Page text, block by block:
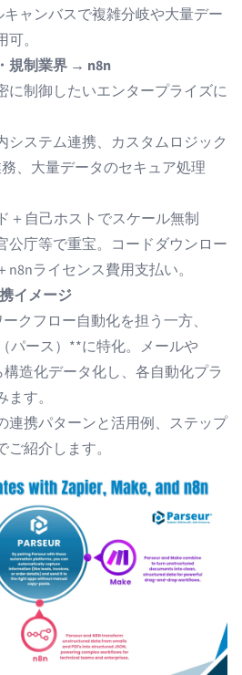
キャンバスで複雑分岐や大量デー
。
規制業界 → n8n
に制御したいエンタープライズに
システム連携、カスタムロジック
、大量データのセキュア処理
＋自己ホストでスケール無制
公庁等で重宝。コードダウンロー
ライセンス費用支払い。
イメージ
クフロー自動化を担う一方、
パース）**に特化。メールや
造化データ化し、各自動化プラ
す。
連携パターンと活用例、ステップ
紹介します。